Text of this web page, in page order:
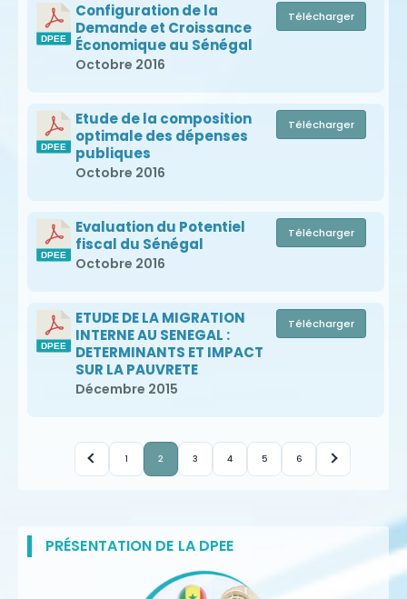
Configuration de la
Demande et Croissance
Économique au Sénégal
Octobre 2016
Télécharger
Etude de la composition
optimale des dépenses
publiques
Octobre 2016
Télécharger
Evaluation du Potentiel
fiscal du Sénégal
Octobre 2016
Télécharger
ETUDE DE LA MIGRATION
INTERNE AU SENEGAL :
DETERMINANTS ET IMPACT
SUR LA PAUVRETE
Décembre 2015
Télécharger
1 2 3 4 5 6
PRÉSENTATION DE LA DPEE